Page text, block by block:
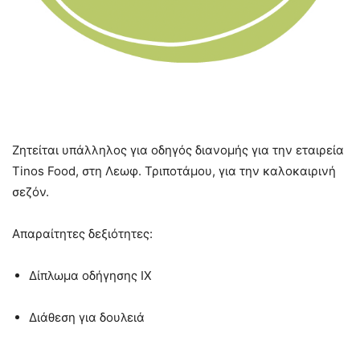
Ζητείται υπάλληλος για οδηγός διανομής για την εταιρεία
Tinos Food, στη Λεωφ. Τριποτάμου, για την καλοκαιρινή
σεζόν.
Απαραίτητες δεξιότητες:
Δίπλωμα οδήγησης ΙΧ
Διάθεση για δουλειά